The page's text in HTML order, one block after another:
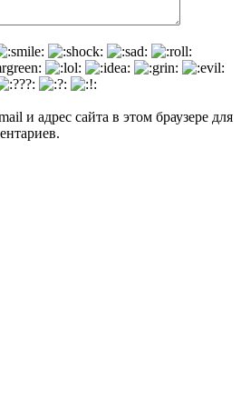
и адрес сайта в этом браузере для